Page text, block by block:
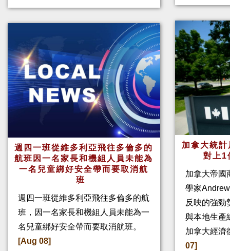
週四一班從維多利亞飛往多倫多的
航班因一名家長和機組人員未能為
一名兒童綁好安全帶而要取消航
班
週四一班從維多利亞飛往多倫多的航
班，因一名家長和機組人員未能為一
名兒童綁好安全帶而要取消航班。
[Aug 08]
加拿大統
對上
加拿大帝國
學家
反映的強勁
與本地生產
加拿大經濟
07]